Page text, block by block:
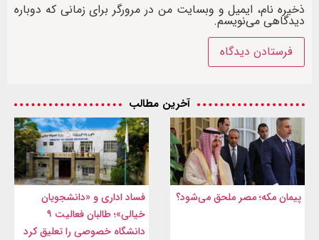
ذخیره نام، ایمیل و وبسایت من در مرورگر برای زمانی که دوباره
دیدگاهی می‌نویسم.
آخرین مطالب
پیمان مکه؛ مصر ملحق می‌شود؟
فساد اداری و «دانشجویان
خیالی»؛ طالبان فعالیت ۹
دانشگاه خصوصی را تعلیق کرد